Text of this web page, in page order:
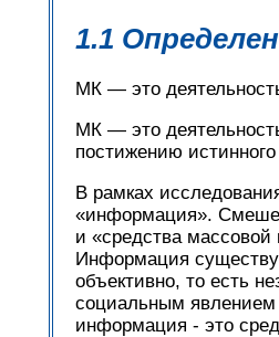
1.1
МК — это
МК — это
постижению
В рамках
«информация».
и «средства
Информация
объективно, то есть
социальным явлением
информация - это